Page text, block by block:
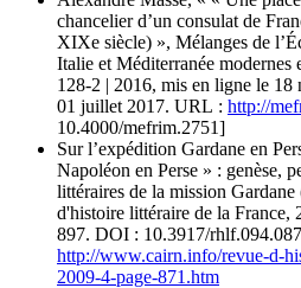
chancelier d’un consulat de
XIXe siècle) », Mélanges de
Italie et Méditerranée
128-2 | 2016, mis en ligne le 18
01 juillet 2017. URL : http://
10.4000/mefrim.2751]
Sur l’expédition Gardane en
Napoléon en Perse » : genèse,
littéraires de la mission
d'histoire littéraire de la
897. DOI : 10.3917/
http://www.cairn.info/revue-d-
2009-4-page-871.htm